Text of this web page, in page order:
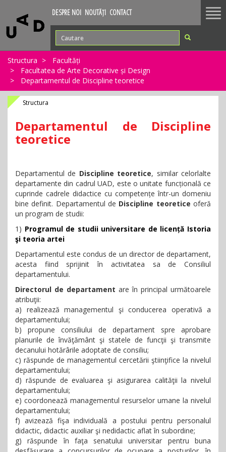
DESPRE NOI NOUTĂȚI CONTACT
Structura
Facultăți
Facultatea de Arte Decorative și Design
Departamentul de Discipline teoretice
Structura
Departamentul de Discipline
teoretice
Departamentul de Discipline teoretice, similar celorlalte
departamente din cadrul UAD, este o unitate funcțională ce
cuprinde cadrele didactice cu competențe într-un domeniu
bine definit. Departamentul de Discipline teoreticeoferă
un program de studii:
1) Programul de studii universitare de licență Istoria
şi teoria artei
Departamentul este condus de un director de departament,
acesta fiind sprijinit în activitatea sa de Consiliul
departamentului.
Directorul de departament are în principal următoarele
atribuţii:
a) realizează managementul şi conducerea operativă a
departamentului;
b) propune consiliului de departament spre aprobare
planurile de învăţământ şi statele de funcţii şi transmite
decanului hotărârile adoptate de consiliu;
c) răspunde de managementul cercetării ştiinţifice la nivelul
departamentului;
d) răspunde de evaluarea şi asigurarea calităţii la nivelul
departamentului;
e) coordonează managementul resurselor umane la nivelul
departamentului;
f) avizează fişa individuală a postului pentru personalul
didactic, didactic auxiliar şi nedidactic aflat în subordine;
g) răspunde în faţa senatului universitar pentru buna